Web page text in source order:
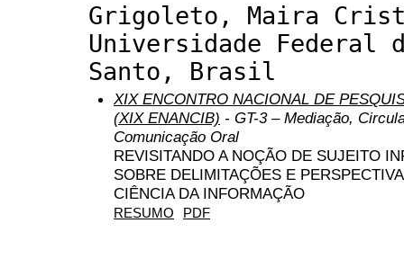
Grigoleto, Maira
Universidade Federal
Santo, Brasil
XIX ENCONTRO NACIONAL DE
(XIX ENANCIB) - GT-3 – Mediação,
Comunicação Oral
REVISITANDO A NOÇÃO DE SUJEITO
SOBRE DELIMITAÇÕES E
CIÊNCIA DA INFORMAÇÃO
RESUMO PDF